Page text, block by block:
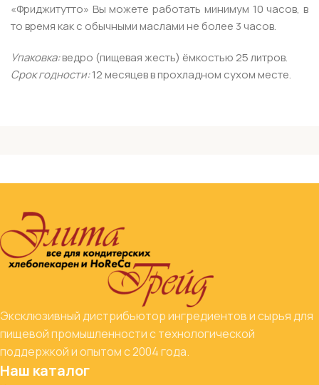
«Фриджитутто» Вы можете работать минимум 10 часов, в
то время как с обычными маслами не более 3 часов.
Упаковка:ведро (пищевая жесть) ёмкостью 25 литров.
Срок годности:12 месяцев в прохладном сухом месте.
Эксклюзивный дистрибьютор ингредиентов и сырья для
пищевой промышленности с технологической
поддержкой и опытом с 2004 года.
Наш каталог